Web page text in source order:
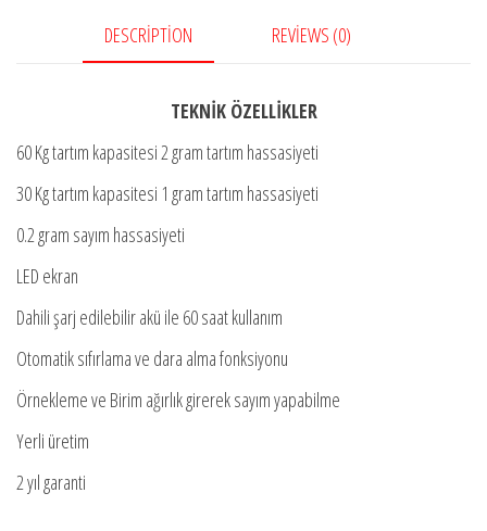
DESCRIPTION REVIEWS (0)
TEKNİK ÖZELLİKLER
60 Kg tartım kapasitesi 2 gram tartım hassasiyeti
30 Kg tartım kapasitesi 1 gram tartım hassasiyeti
0.2 gram sayım hassasiyeti
LED ekran
Dahili şarj edilebilir akü ile 60 saat kullanım
Otomatik sıfırlama ve dara alma fonksiyonu
Örnekleme ve Birim ağırlık girerek sayım yapabilme
Yerli üretim
2 yıl garanti